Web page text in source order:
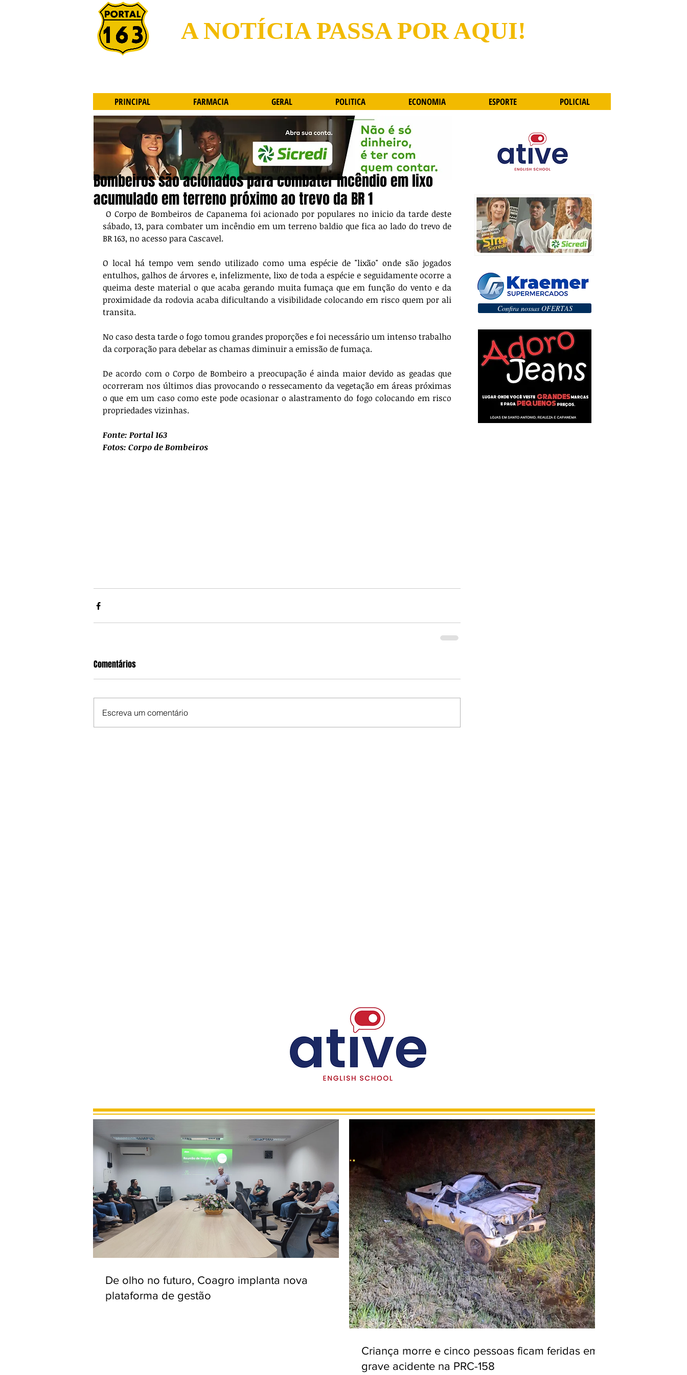
A NOTÍCIA PASSA POR AQUI!
Bombeiros são acionados para combater incêndio em lixo
acumulado em terreno próximo ao trevo da BR 1
sábado, 13, para combater um incêndio em um terreno baldio que fica ao lado do trevo de
BR 163, no acesso para Cascavel.
O local há tempo vem sendo utilizado como uma espécie de "lixão" onde são jogados
entulhos, galhos de árvores e, infelizmente, lixo de toda a espécie e seguidamente ocorre a
queima deste material o que acaba gerando muita fumaça que em função do vento e da
proximidade da rodovia acaba dificultando a visibilidade colocando em risco quem por ali
transita.
No caso desta tarde o fogo tomou grandes proporções e foi necessário um intenso trabalho
da corporação para debelar as chamas diminuir a emissão de fumaça.
De acordo com o Corpo de Bombeiro a preocupação é ainda maior devido as geadas que
ocorreram nos últimos dias provocando o ressecamento da vegetação em áreas próximas
o que em um caso como este pode ocasionar o alastramento do fogo colocando em risco
propriedades vizinhas.
Fonte: Portal 163
Fotos: Corpo de Bombeiros
Comentários
Escreva um comentário
Confira nossas OFERTAS
De olho no futuro, Coagro implanta nova
plataforma de gestão
Criança morre e cinco pessoas ficam feridas em
grave acidente na PRC-158
PRINCIPAL FARMACIA GERAL POLITICA ECONOMIA ESPORTE POLICIAL